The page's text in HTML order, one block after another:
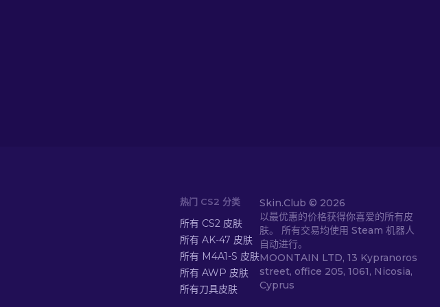
热门 CS2 分类
所有 CS2 皮肤
所有 AK-47 皮肤
所有 M4A1-S 皮肤
所有 AWP 皮肤
所有刀具皮肤
Skin.Club © 2026
以最优惠的价格获得你喜爱的所有皮
肤。 所有交易均使用 Steam 机器人
自动进行。
MOONTAIN LTD, 13 Kypranoros
street, office 205, 1061, Nicosia,
Cyprus